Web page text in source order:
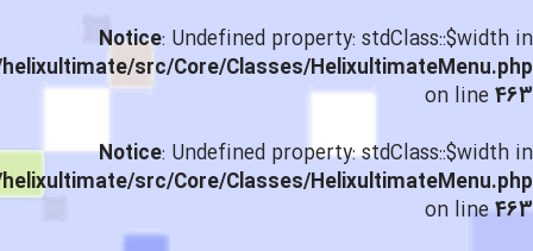
Notice: Undefined property: stdClass::$width in
src/Core/Classes/HelixultimateMenu.php
on line463
Notice: Undefined property: stdClass::$width in
src/Core/Classes/HelixultimateMenu.php
on line463